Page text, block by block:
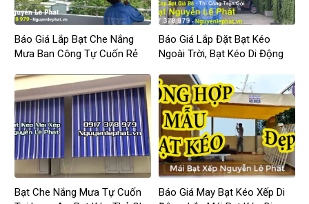
Báo Giá Lắp Bạt Che Nắng
Mưa Ban Công Tự Cuốn Rẻ
Báo Giá Lắp Đặt Bạt Kéo
Ngoài Trời, Bạt Kéo Di Động
Bạt Che Nắng Mưa Tự Cuốn
Báo Giá May Bạt Kéo Xếp Di